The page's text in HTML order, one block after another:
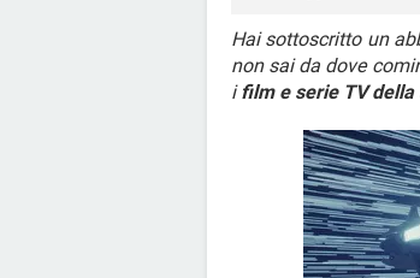
Hai sottoscritto un
non sai da dove
ifilm e serie TV